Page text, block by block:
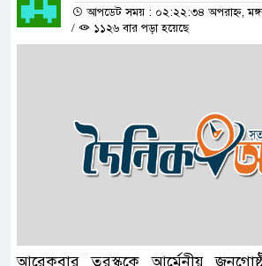
আপডেট সময় : ০২:২২:৩৪ অপরাহ্ন,
/
১১২৬ বার পড়া হয়েছে
আরেকবার তুরস্ককে আর্মেনীয়